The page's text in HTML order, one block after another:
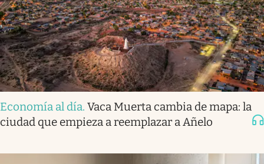
Economía al día. Vaca Muerta cambia de mapa: la
ciudad que empieza a reemplazar a Añelo